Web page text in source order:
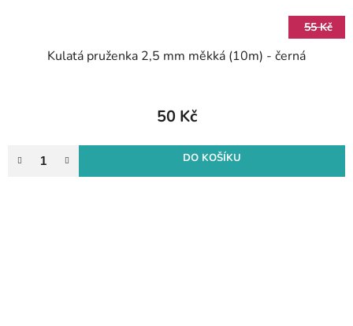
55 Kč
Kulatá pruženka 2,5 mm měkká (10m) - černá
50 Kč
DO KOŠÍKU